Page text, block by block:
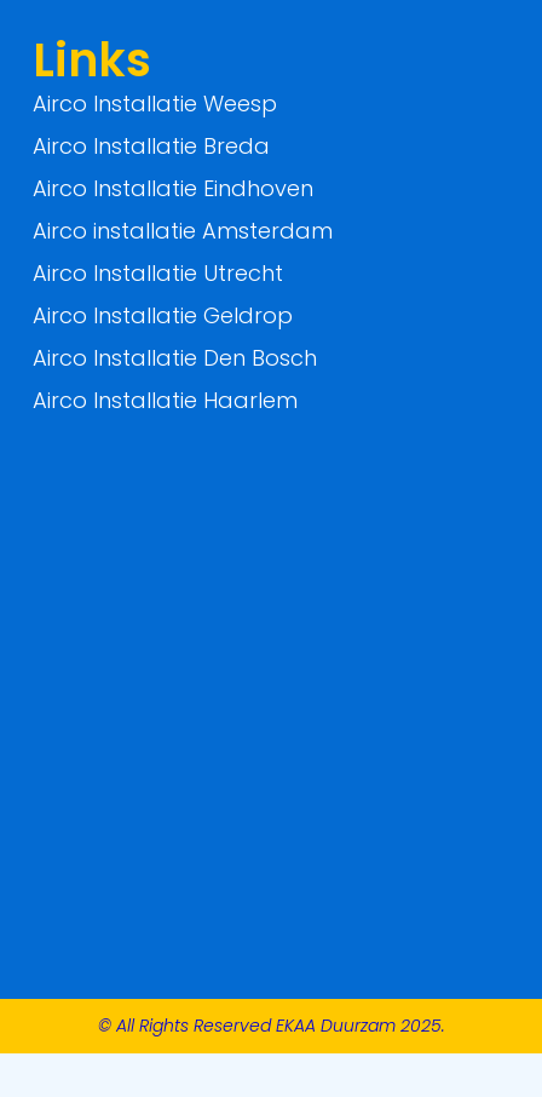
Links
Airco Installatie Weesp
Airco Installatie Breda
Airco Installatie Eindhoven
Airco installatie Amsterdam
Airco Installatie Utrecht
Airco Installatie Geldrop
Airco Installatie Den Bosch
Airco Installatie Haarlem
© All Rights Reserved EKAA Duurzam 2025.